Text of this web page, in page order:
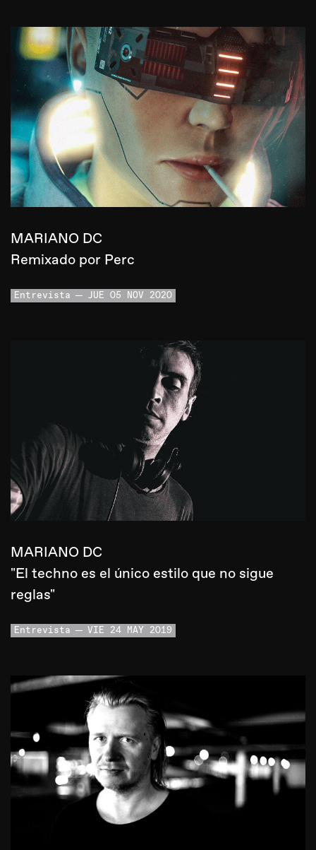
MARIANO DC
Remixado por Perc
Entrevista JUE 05 NOV 2020
MARIANO DC
"El techno es el único estilo que no sigue
reglas"
Entrevista VIE 24 MAY 2019